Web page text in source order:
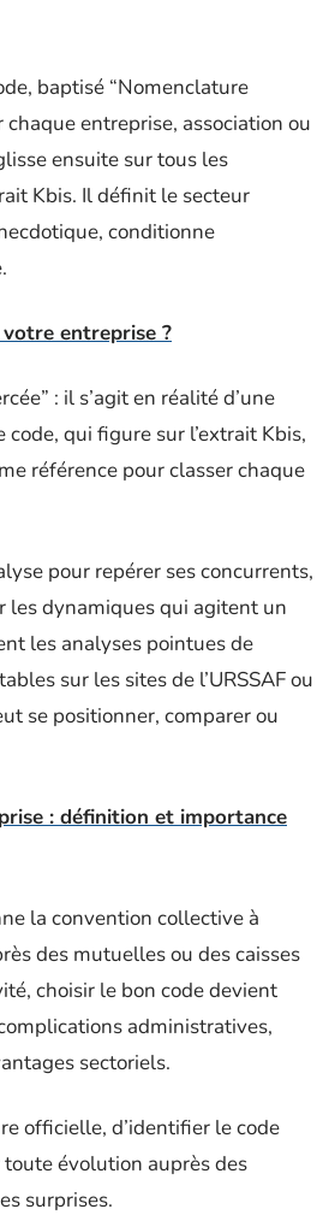
baptisé “Nomenclature
entreprise, association ou
ensuite sur tous les
Kbis. Il définit le secteur
conditionne
entreprise ?
: il s’agit en réalité d’une
qui figure sur l’extrait Kbis,
référence pour classer chaque
pour repérer ses concurrents,
les dynamiques qui agitent un
les analyses pointues de
sur les sites de l’URSSAF ou
se positionner, comparer ou
: définition et importance
la convention collective à
des mutuelles ou des caisses
choisir le bon code devient
administratives,
sectoriels.
officielle, d’identifier le code
évolution auprès des
surprises.